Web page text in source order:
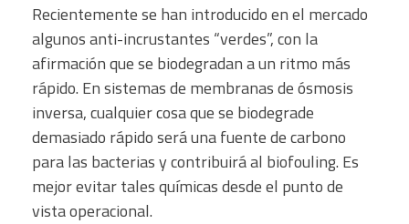
Recientemente se han introducido en el mercado
algunos anti-incrustantes “verdes”, con la
afirmación que se biodegradan a un ritmo más
rápido. En sistemas de membranas de ósmosis
inversa, cualquier cosa que se biodegrade
demasiado rápido será una fuente de carbono
para las bacterias y contribuirá al biofouling. Es
mejor evitar tales químicas desde el punto de
vista operacional.